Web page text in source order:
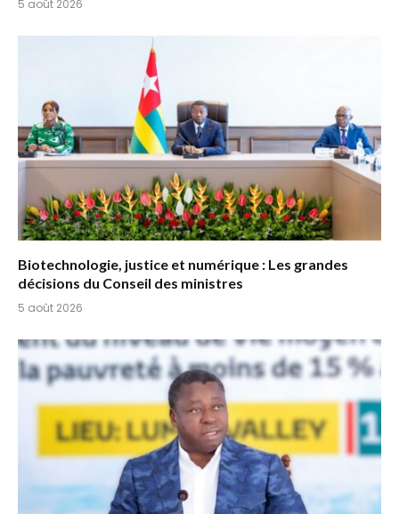
5 août 2026
Biotechnologie, justice et numérique : Les grandes
décisions du Conseil des ministres
5 août 2026